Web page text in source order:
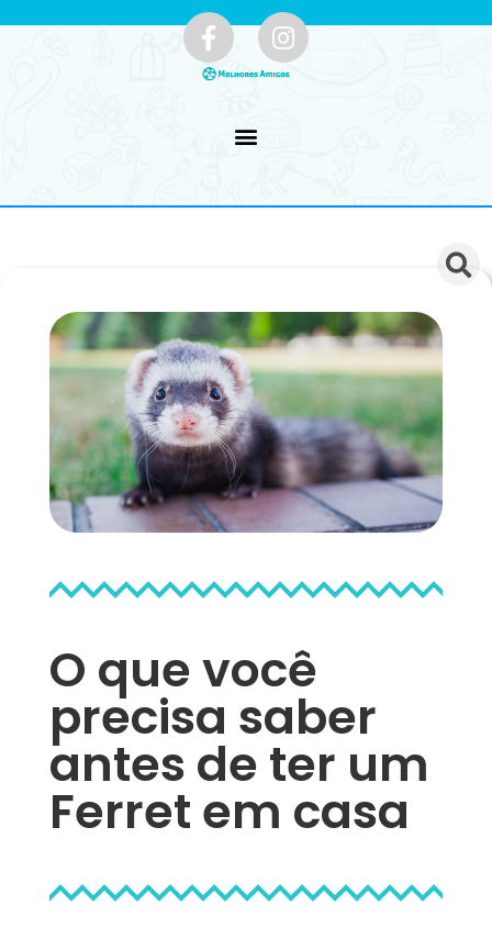
O que você
precisa saber
antes de ter um
Ferret em casa